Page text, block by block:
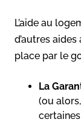
L’aide au
d’autres
place par le
La
(ou